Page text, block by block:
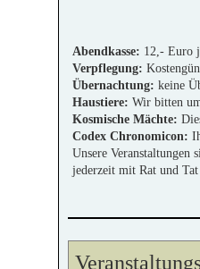
Abendkasse: 12,- Euro
Verpflegung:
Übernachtung: keine
Haustiere: Wir bitten
Kosmische Mächte:
Codex Chronomicon:
Unsere Veranstaltungen
jederzeit mit Rat und